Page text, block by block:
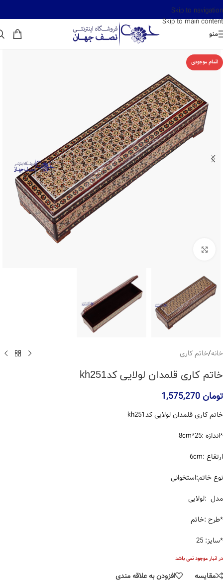
Skip to navigation
Skip to main content
منو
اتمام موجودی
خانه/خاتم کاری
خاتم کاری قلمدان لولایی کدkh251
تومان
خاتم کاری قلمدان لولایی کدkh251
*اندازه :25*8cm
ارتفاع :6cm
نوع خاتم:استخوانی
مدل :لولایی
*طرح :خاتم
*سایز: 25
در انبار موجود نمی باشد
مقایسه افزودن به علاقه مندی